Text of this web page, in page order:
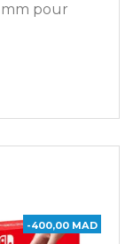
mm pour
-400,00 MAD